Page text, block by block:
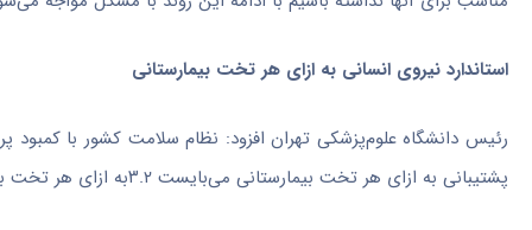
استاندارد نیروی انسانی به ازای هر تخت بیمارستانی
رئیس دانشگاه علوم‌پزشکی تهران افزود: نظام سلامت کشور با کمبود
پشتیبانی به ازای هر تخت بیمارستانی می‌بایست ۳.۲به ازای هر تخت باشد.